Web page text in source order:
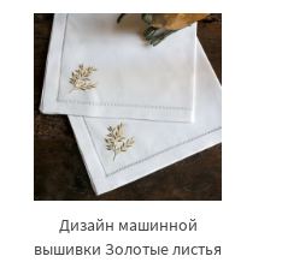
Дизайн машинной
вышивки Золотые листья